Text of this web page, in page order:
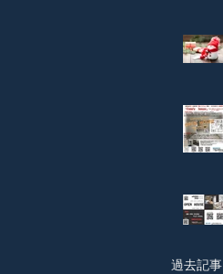
過去記事